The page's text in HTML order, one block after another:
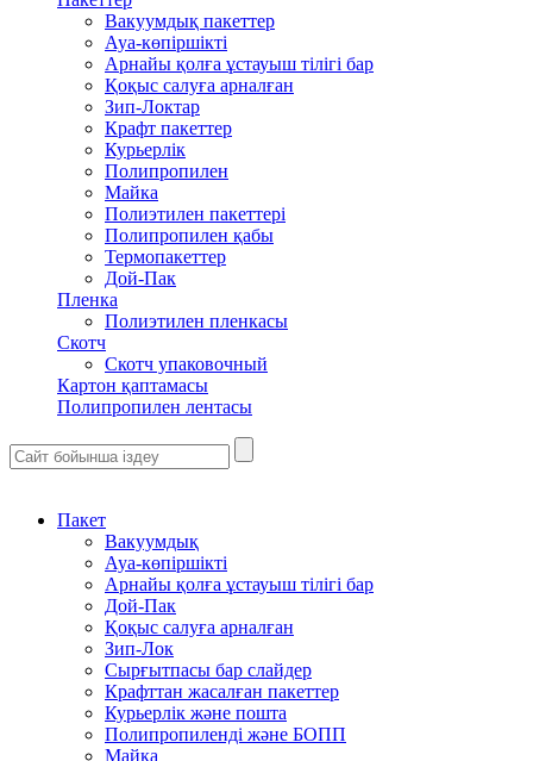
Вакуумдық пакеттер
Ауа-көпіршікті
Арнайы қолға ұстауыш тілігі бар
Қоқыс салуға арналған
Зип-Локтар
Крафт пакеттер
Курьерлік
Полипропилен
Майка
Полиэтилен пакеттері
Полипропилен қабы
Термопакеттер
Дой-Пак
Пленка
Полиэтилен пленкасы
Скотч
Скотч упаковочный
Картон қаптамасы
Полипропилен лентасы
Пакет
Вакуумдық
Ауа-көпіршікті
Арнайы қолға ұстауыш тілігі бар
Дой-Пак
Қоқыс салуға арналған
Зип-Лок
Сырғытпасы бар слайдер
Крафттан жасалған пакеттер
Курьерлік және пошта
Полипропиленді және БОПП
Майка